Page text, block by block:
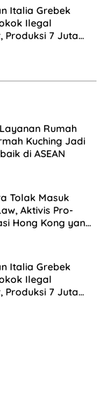
Italia Grebek
Ilegal
Produksi 7 Juta
Rumah
Kuching Jadi
di ASEAN
Tolak Masuk
Aktivis Pro-
Hong Kong yang
Italia Grebek
Ilegal
Produksi 7 Juta